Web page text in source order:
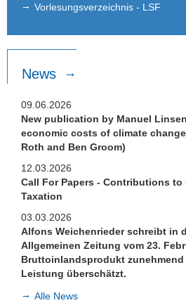
Vorlesungsverzeichnis - LSF
News
09.06.2026
New publication by Manuel
economic costs of climate
Roth and Ben Groom)
12.03.2026
Call For Papers - Contributions to
Taxation
03.03.2026
Alfons Weichenrieder schreibt in
Allgemeinen Zeitung vom 23.
Bruttoinlandsprodukt
Leistung überschätzt.
Alle News